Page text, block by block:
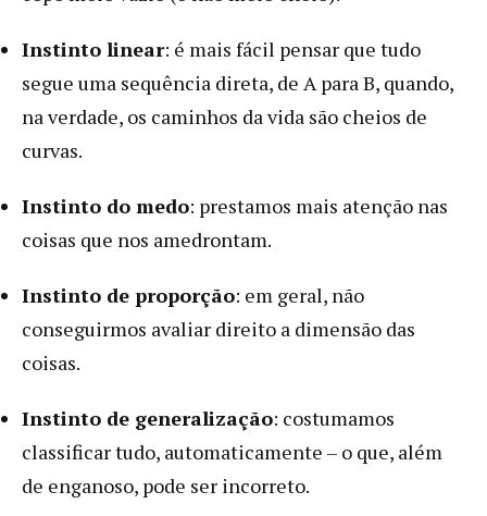
Instinto linear: é mais fácil pensar que tudo
segue uma sequência direta, de A para B, quando,
na verdade, os caminhos da vida são cheios de
curvas.
Instinto do medo: prestamos mais atenção nas
coisas que nos amedrontam.
Instinto de proporção: em geral, não
conseguirmos avaliar direito a dimensão das
coisas.
Instinto de generalização: costumamos
classificar tudo, automaticamente – o que, além
de enganoso, pode ser incorreto.